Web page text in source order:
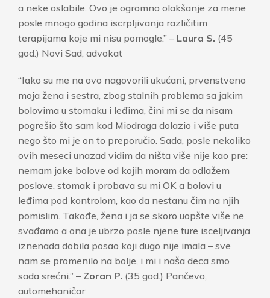
a neke oslabile. Ovo je ogromno olakšanje za mene
posle mnogo godina iscrpljivanja različitim
terapijama koje mi nisu pomogle.” – Laura S. (45
god.) Novi Sad, advokat
“Iako su me na ovo nagovorili ukućani, prvenstveno
moja žena i sestra, zbog stalnih problema sa jakim
bolovima u stomaku i leđima, čini mi se da nisam
pogrešio što sam kod Miodraga dolazio i više puta
nego što mi je on to preporučio. Sada, posle nekoliko
ovih meseci unazad vidim da ništa više nije kao pre:
nemam jake bolove od kojih moram da odlažem
poslove, stomak i probava su mi OK a bolovi u
leđima pod kontrolom, kao da nestanu čim na njih
pomislim. Takođe, žena i ja se skoro uopšte više ne
svađamo a ona je ubrzo posle njene ture isceljivanja
iznenada dobila posao koji dugo nije imala – sve
nam se promenilo na bolje, i mi i naša deca smo
sada srećni.” – Zoran P. (35 god.) Pančevo,
automehaničar